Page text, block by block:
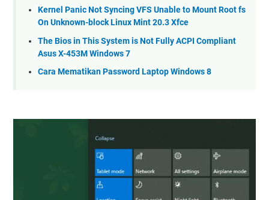
Kernel Panic Not Syncing VFS Unable to Mount Root fs
On Unknown-block Linux Mint 20.3 Xfce
The Bios in This System is Not Fully ACPI Compliant
Asus X-453M Windows 7
Cara Mematikan Password Laptop Windows 8